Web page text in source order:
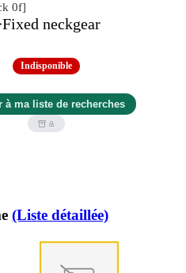
0f]
neckgear
Indisponible
(Liste détaillée)